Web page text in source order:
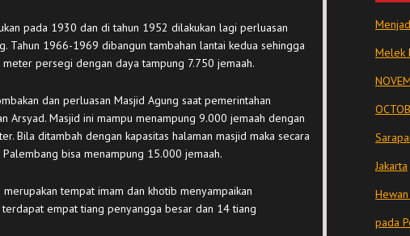
pada 1930 dan di tahun 1952 dilakukan lagi perluasan
Tahun 1966-1969 dibangun tambahan lantai kedua sehingga
persegi dengan daya tampung 7.750 jemaah.
dan perluasan Masjid Agung saat pemerintahan
Arsyad. Masjid ini mampu menampung 9.000 jemaah dengan
Bila ditambah dengan kapasitas halaman masjid maka secara
bisa menampung 15.000 jemaah.
merupakan tempat imam dan khotib menyampaikan
terdapat empat tiang penyangga besar dan 14 tiang
Melek
Jakarta
pada